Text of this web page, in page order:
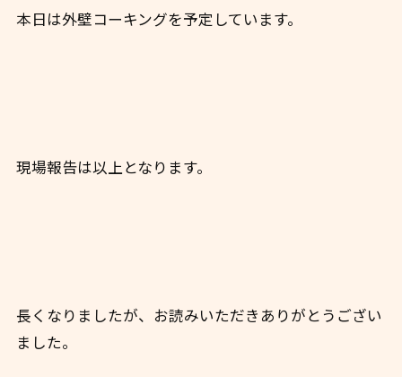
本日は外壁コーキングを予定しています。
現場報告は以上となります。
長くなりましたが、お読みいただきありがとうござい
ました。